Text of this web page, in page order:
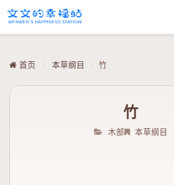
首页 / 本草纲目 / 竹
竹
木部 本草纲目